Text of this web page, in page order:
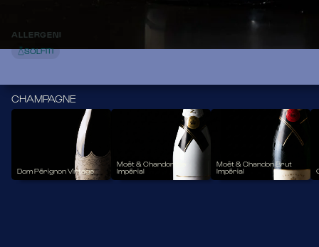
ALLERGENI
SOLFITI
CHAMPAGNE
Dom Pérignon Vintage
Moët & Chandon Ice
Impérial
Moët & Chandon Brut
Impérial